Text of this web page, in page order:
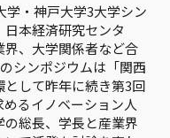
学・神戸大学3大学シン
本経済研究センタ
、大学関係者など合
シンポジウムは「関西
して昨年に続き第3回
るイノベーション人
総長、学長と産業界